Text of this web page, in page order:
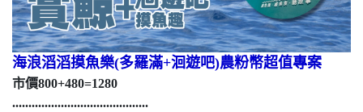
海浪滔滔摸魚樂(多羅滿+洄遊吧)農粉幣超值專案
市價800+480=1280
..........................................